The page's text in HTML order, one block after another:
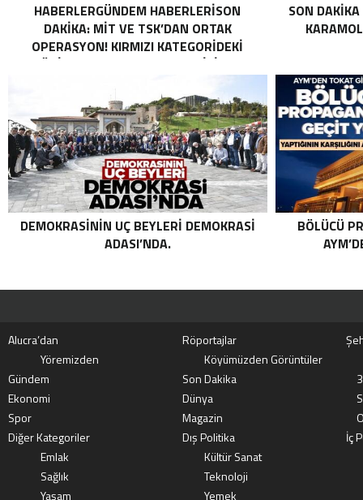
HABERLERGÜNDEM HABERLERISON
DAKIKA: MİT VE TSK’DAN ORTAK
OPERASYON! KIRMIZI KATEGORIDEKI
TERÖRIST NAZLI TAŞPINAR ETKISIZ HALE
ORTAK OPERASYON! KIRMIZI
KATEGORIDEKI TERÖRIST NAZLI
TAŞPINAR ETKISIZ HALE GETIRILDI .
SON
DEMOKRASININ UÇ BEYLERI DEMOKRASI
ADASI’NDA.
BÖLÜCÜ
Alucra’dan Röportajlar
Yöremizden
Köyümüzden Görüntüler
Gündem
Son Dakika
Ekonomi
Dünya
Spor
Magazin
Diğer Kategoriler
Dış Politika
İç
Emlak
Kültür Sanat
Sağlık
Teknoloji
Yaşam
Yemek